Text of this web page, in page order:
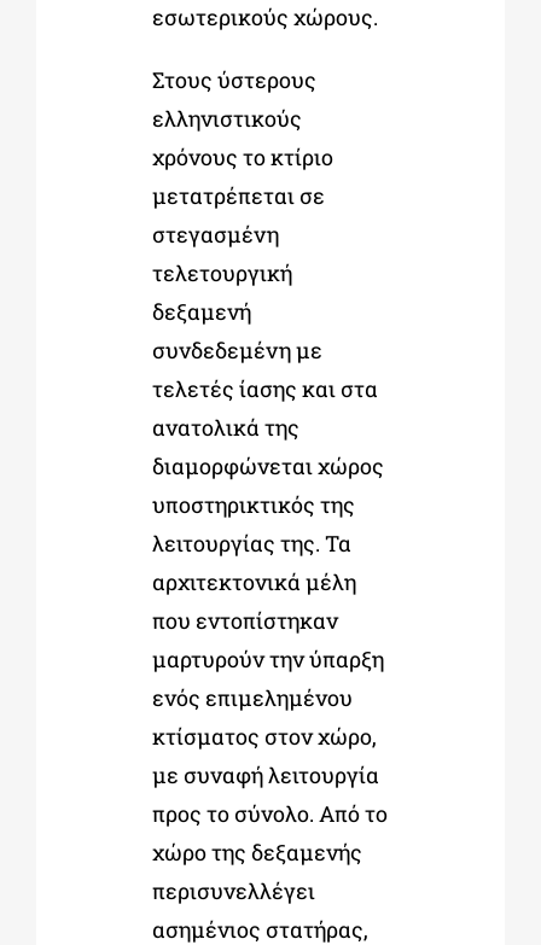
εσωτερικούς χώρους.
Στους ύστερους
ελληνιστικούς
χρόνους το κτίριο
μετατρέπεται σε
στεγασμένη
τελετουργική
δεξαμενή
συνδεδεμένη με
τελετές ίασης και στα
ανατολικά της
διαμορφώνεται χώρος
υποστηρικτικός της
λειτουργίας της. Τα
αρχιτεκτονικά μέλη
που εντοπίστηκαν
μαρτυρούν την ύπαρξη
ενός επιμελημένου
κτίσματος στον χώρο,
με συναφή λειτουργία
προς το σύνολο. Από το
χώρο της δεξαμενής
περισυνελλέγει
ασημένιος στατήρας,